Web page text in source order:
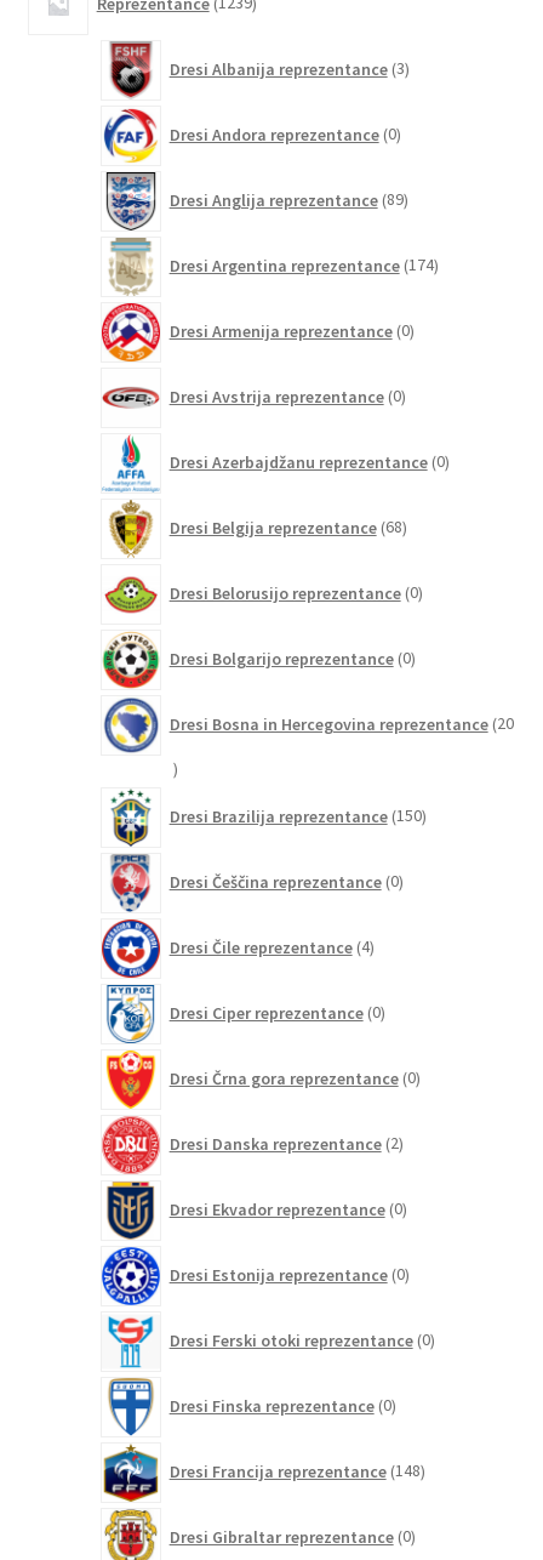
izdelkov
Dresi Albanija reprezentance 3izdelki
Dresi Andora reprezentance 0izdelkov
Dresi Anglija reprezentance 89izdelkov
Dresi Argentina reprezentance 174izdelkov
Dresi Armenija reprezentance 0izdelkov
Dresi Avstrija reprezentance 0izdelkov
Dresi Azerbajdžanu reprezentance 0izdelkov
Dresi Belgija reprezentance 68izdelkov
Dresi Belorusijo reprezentance 0izdelkov
Dresi Bolgarijo reprezentance 0izdelkov
Dresi Bosna in Hercegovina reprezentance 20
20
Dresi Brazilija reprezentance 150izdelkov
Dresi Češčina reprezentance 0izdelkov
Dresi Čile reprezentance 4izdelki
Dresi Ciper reprezentance 0izdelkov
Dresi Črna gora reprezentance 0izdelkov
Dresi Danska reprezentance 2izdelka
Dresi Ekvador reprezentance 0izdelkov
Dresi Estonija reprezentance 0izdelkov
Dresi Ferski otoki reprezentance 0izdelkov
Dresi Finska reprezentance 0izdelkov
Dresi Francija reprezentance 148izdelkov
Dresi Gibraltar reprezentance 0izdelkov